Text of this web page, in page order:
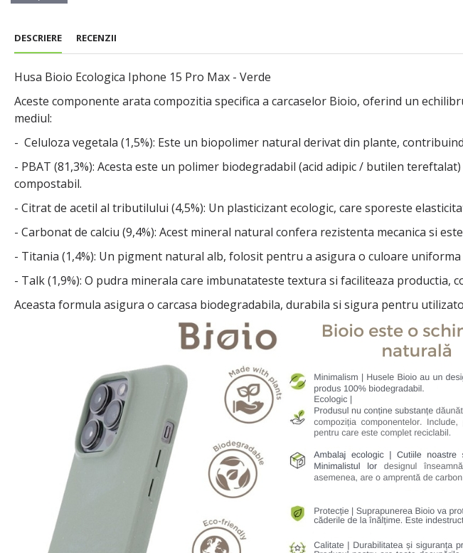
DESCRIERE RECENZII
Husa Bioio Ecologica Iphone 15 Pro Max - Verde
Aceste componente arata compozitia specifica a carcaselor Bioio, oferind un
mediul:
- Celuloza vegetala (1,5%): Este un biopolimer natural derivat din plante,
- PBAT (81,3%): Acesta este un polimer biodegradabil (acid adipic / butilen
compostabil.
- Citrat de acetil al tributilului (4,5%): Un plasticizant ecologic, care sporeste
- Carbonat de calciu (9,4%): Acest mineral natural confera rezistenta mecanica si
- Titania (1,4%): Un pigment natural alb, folosit pentru a asigura o culoare
- Talk (1,9%): O pudra minerala care imbunatateste textura si faciliteaza productia,
Aceasta formula asigura o carcasa biodegradabila, durabila si sigura pentru